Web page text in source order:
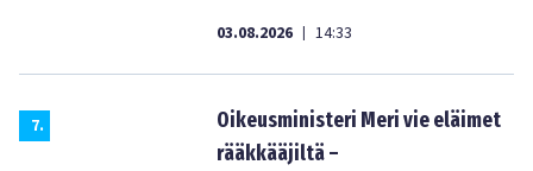
03.08.2026 | 14:33
7.
Oikeusministeri Meri vie eläimet
rääkkääjiltä –